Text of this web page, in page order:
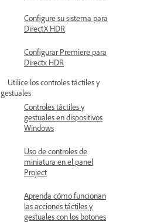
Configure su sistema para
DirectX HDR
Configurar Premiere para
Directx HDR
Utilice los controles táctiles y
gestuales
Controles táctiles y
gestuales en dispositivos
Windows
Uso de controles de
miniatura en el panel
Project
Aprenda cómo funcionan
las acciones táctiles y
gestuales con los botones